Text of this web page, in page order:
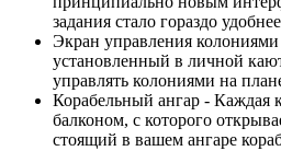
задания стало гораздо
Экран управления
установленный в личной
управлять колониями на
Корабельный ангар - Каждая
балконом, с которого
стоящий в вашем ангаре